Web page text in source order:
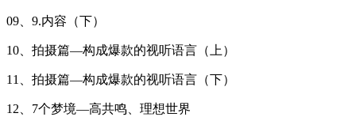
09、9.内容（下）
10、拍摄篇—构成爆款的视听语言（上）
11、拍摄篇—构成爆款的视听语言（下）
12、7个梦境—高共鸣、理想世界